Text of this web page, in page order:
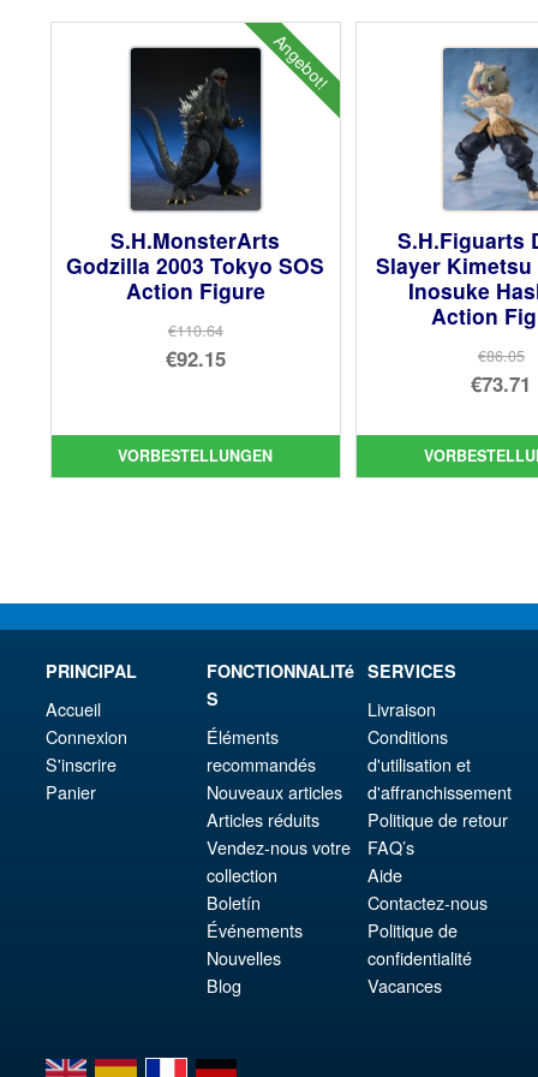
Angebot!
S.H.MonsterArts
Godzilla 2003 Tokyo SOS
Action Figure
€110.64
Ursprünglicher
€110.64
€92.15
ist:
€92.15.
VORBESTELLUNGEN
S.H.Figuarts
Slayer Kimetsu
Inosuke
Action
€86.05
€73.71
ist:
PRINCIPAL
Accueil
Connexion
S'inscrire
Panier
FONCTIONNALITé
S
Éléments
recommandés
Nouveaux articles
Articles réduits
Vendez-nous votre
collection
Boletín
Événements
Nouvelles
Blog
SERVICES
Livraison
Conditions
d'utilisation et
d'affranchissement
Politique de retour
FAQ’s
Aide
Contactez-nous
Politique de
confidentialité
Vacances
en es fr de